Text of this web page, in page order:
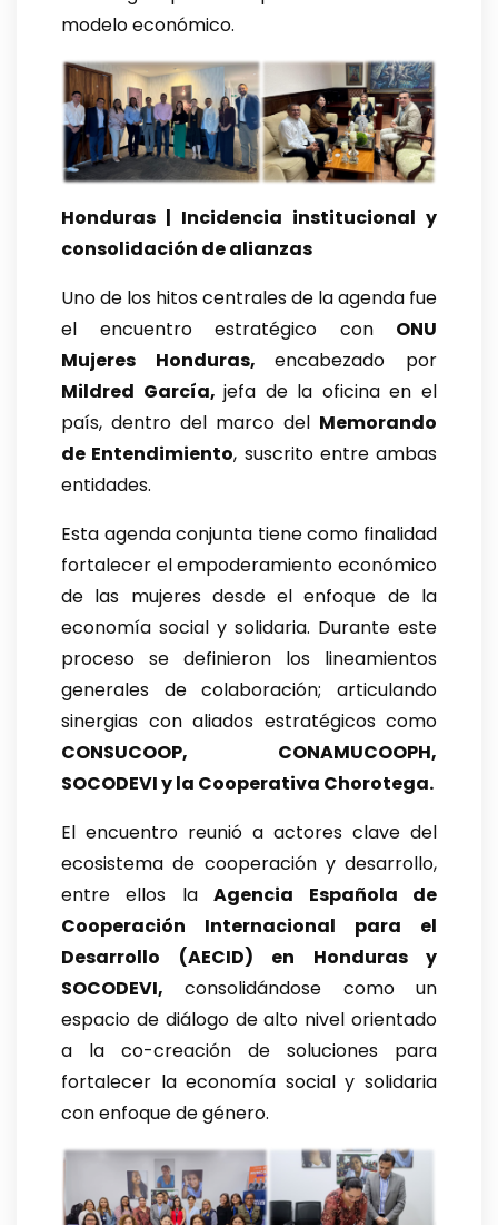
modelo económico.
Honduras | Incidencia institucional y
consolidación de alianzas
Uno de los hitos centrales de la agenda fue
el encuentro estratégico con ONU
Mujeres Honduras,encabezado por
Mildred García,jefa de la oficina en el
país, dentro del marco del Memorando
de Entendimiento, suscrito entre ambas
entidades.
Esta agenda conjunta tiene como finalidad
fortalecer el empoderamiento económico
de las mujeres desde el enfoque de la
economía social y solidaria. Durante este
proceso se definieron los lineamientos
generales de colaboración; articulando
sinergias con aliados estratégicos como
CONSUCOOP, CONAMUCOOPH,
SOCODEVI y la Cooperativa Chorotega.
El encuentro reunió a actores clave del
ecosistema de cooperación y desarrollo,
entre ellos laAgencia Española de
Cooperación Internacional para el
Desarrollo (AECID) en Honduras y
SOCODEVI, consolidándose como un
espacio de diálogo de alto nivel orientado
a la co-creación de soluciones para
fortalecer la economía social y solidaria
con enfoque de género.